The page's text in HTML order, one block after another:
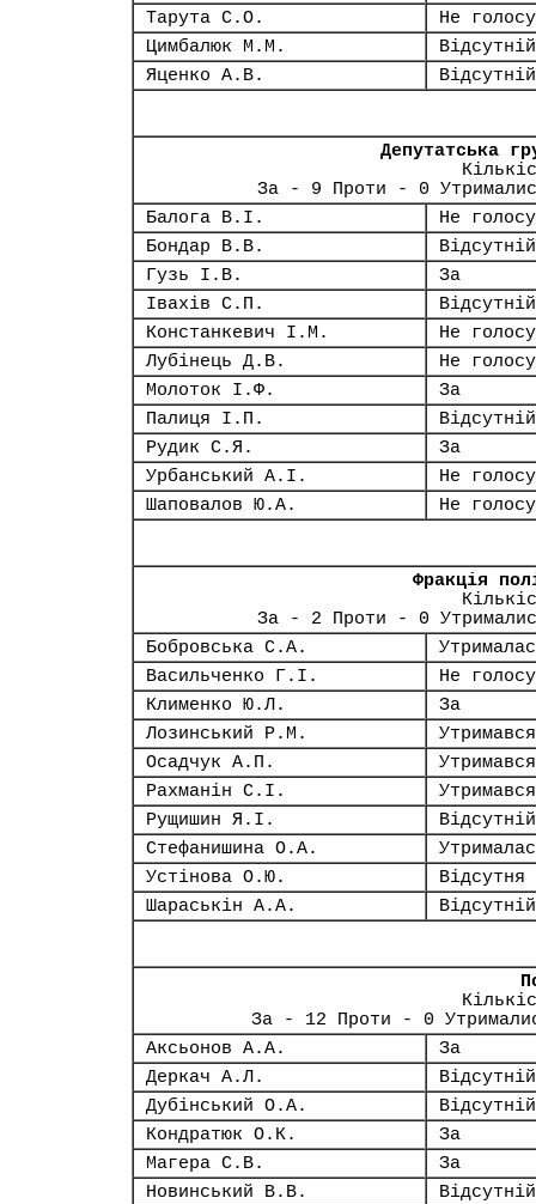
Тарута С.О.
Не
Цимбалюк М.М.
Відсутній
Яценко А.В.
Відсутній
Депутатська
За - 9 Проти - 0
Балога В.І.
Не
Бондар В.В.
Відсутній
Гузь І.В.
За
Івахів С.П.
Відсутній
Констанкевич І.М.
Не
Лубінець Д.В.
Не
Молоток І.Ф.
За
Палиця І.П.
Відсутній
Рудик С.Я.
За
Урбанський А.І.
Не
Шаповалов Ю.А.
Не
Фракція
За - 2 Проти - 0
Бобровська С.А.
Васильченко Г.І.
Не
Клименко Ю.Л.
За
Лозинський Р.М.
Утримався
Осадчук А.П.
Утримався
Рахманін С.І.
Утримався
Рущишин Я.І.
Відсутній
Стефанишина О.А.
Устінова О.Ю.
Відсутня
Шараськін А.А.
Відсутній
За - 12 Проти - 0
Аксьонов А.А.
За
Деркач А.Л.
Відсутній
Дубінський О.А.
Відсутній
Кондратюк О.К.
За
Магера С.В.
За
Новинський В.В.
Відсутній